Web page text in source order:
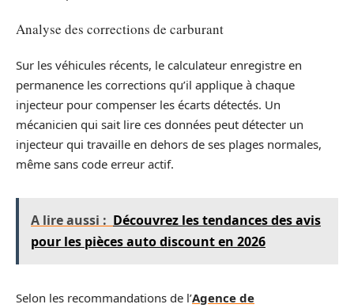
Analyse des corrections de carburant
Sur les véhicules récents, le calculateur enregistre en
permanence les corrections qu’il applique à chaque
injecteur pour compenser les écarts détectés. Un
mécanicien qui sait lire ces données peut détecter un
injecteur qui travaille en dehors de ses plages normales,
même sans code erreur actif.
A lire aussi : Découvrez les tendances des avis
pour les pièces auto discount en 2026
Selon les recommandations de l’Agence de